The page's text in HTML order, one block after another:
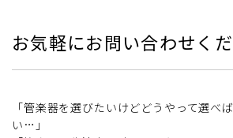
お気軽にお問い合わせくだ
「管楽器を選びたいけどどうやって選べ
い…」